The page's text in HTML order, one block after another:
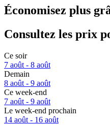
Économisez plus
Consultez les prix
Ce soir
7 août - 8 août
Demain
8 août - 9 août
Ce week-end
7 août - 9 août
Le week-end prochain
14 août - 16 août